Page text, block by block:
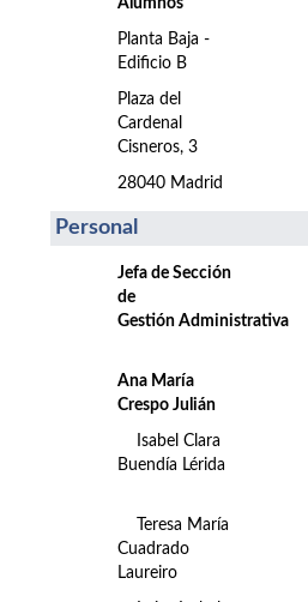
Alumnos
Planta Baja -
Edificio B
Plaza del
Cardenal
Cisneros, 3
28040 Madrid
Personal
Jefa de Sección
de
Gestión Administrativa
Ana María
Crespo Julián
Isabel Clara
Buendía Lérida
Teresa María
Cuadrado
Laureiro